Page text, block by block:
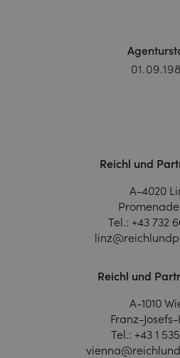
Reichl und
A-4020
Tel.: +43 732
Reichl und
A-1010
Franz-
Tel.: +43 1